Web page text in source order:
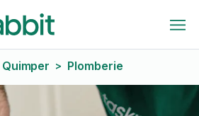
Quimper > Plomberie